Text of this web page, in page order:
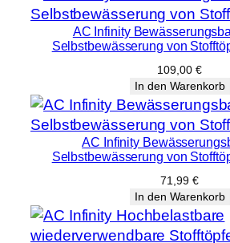
AC Infinity
Selbstbewässerung von
109,00 €
In den Warenkorb
AC Infinity
Selbstbewässerung von
71,99 €
In den Warenkorb